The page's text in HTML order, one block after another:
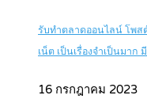
รับทำตลาดออนไลน์ โพ
เน็ต เป็นเรื่องจำเป็นมาก
16 กรกฎาคม 2023